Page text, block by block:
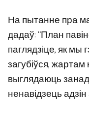
На пытанне пра
дадаў: “План
паглядзіце, як
загубіўся,
выглядаюць
ненавідзець